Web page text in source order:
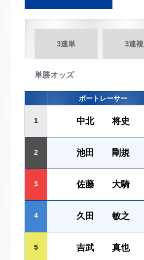
3連単 3連複
単勝オッズ
ボートレーサー
1 中北 将史
2 池田 剛規
3 佐藤 大騎
4 久田 敏之
5 吉武 真也